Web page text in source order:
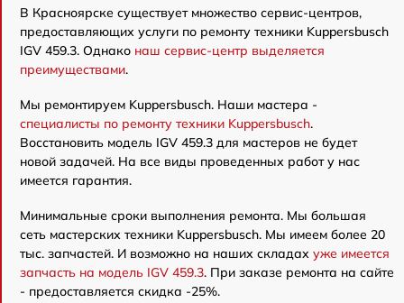
В Красноярске существует множество сервис-центров,
предоставляющих услуги по ремонту техники Kuppersbusch
IGV 459.3. Однако наш сервис-центр выделяется
преимуществами.
Мы ремонтируем Kuppersbusch. Наши мастера -
специалисты по ремонту техники Kuppersbusch.
Восстановить модель IGV 459.3 для мастеров не будет
новой задачей. На все виды проведенных работ у нас
имеется гарантия.
Минимальные сроки выполнения ремонта. Мы большая
сеть мастерских техники Kuppersbusch. Мы имеем более 20
тыс. запчастей. И возможно на наших складах уже имеется
запчасть на модель IGV 459.3. При заказе ремонта на сайте
- предоставляется скидка -25%.